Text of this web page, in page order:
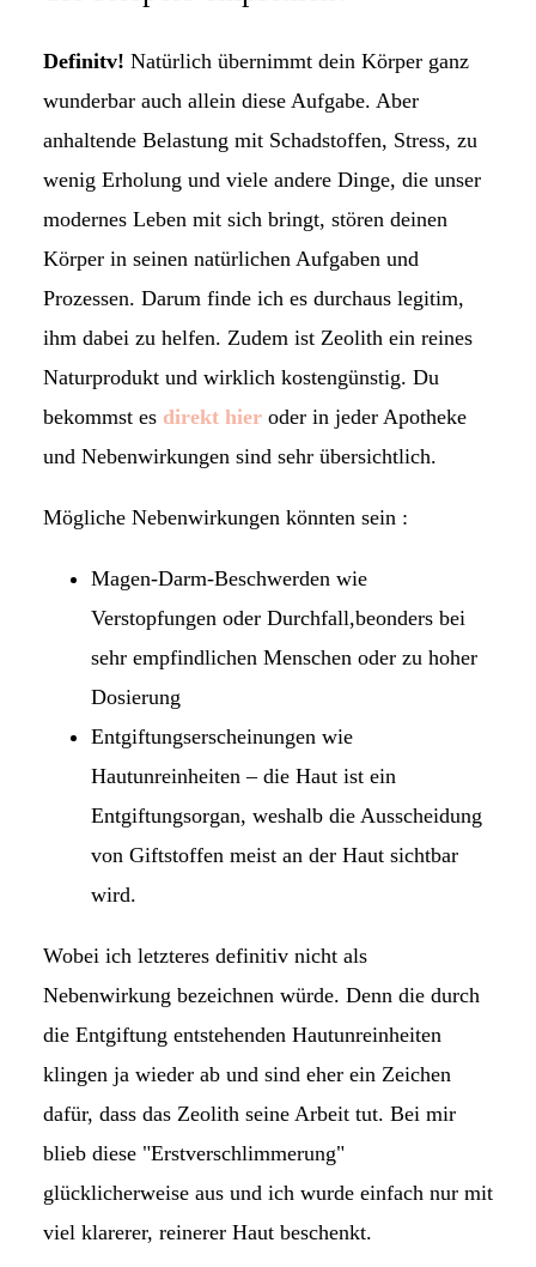
Definitv! Natürlich übernimmt dein Körper ganz
wunderbar auch allein diese Aufgabe. Aber
anhaltende Belastung mit Schadstoffen, Stress, zu
wenig Erholung und viele andere Dinge, die unser
modernes Leben mit sich bringt, stören deinen
Körper in seinen natürlichen Aufgaben und
Prozessen. Darum finde ich es durchaus legitim,
ihm dabei zu helfen. Zudem ist Zeolith ein reines
Naturprodukt und wirklich kostengünstig. Du
bekommst es direkt hieroder in jeder Apotheke
und Nebenwirkungen sind sehr übersichtlich.
Mögliche Nebenwirkungen könnten sein :
Magen-Darm-Beschwerden wie
Verstopfungen oder Durchfall,beonders bei
sehr empfindlichen Menschen oder zu hoher
Dosierung
Entgiftungserscheinungen wie
Hautunreinheiten – die Haut ist ein
Entgiftungsorgan, weshalb die Ausscheidung
von Giftstoffen meist an der Haut sichtbar
wird.
Wobei ich letzteres definitiv nicht als
Nebenwirkung bezeichnen würde. Denn die durch
die Entgiftung entstehenden Hautunreinheiten
klingen ja wieder ab und sind eher ein Zeichen
dafür, dass das Zeolith seine Arbeit tut. Bei mir
blieb diese "Erstverschlimmerung"
glücklicherweise aus und ich wurde einfach nur mit
viel klarerer, reinerer Haut beschenkt.